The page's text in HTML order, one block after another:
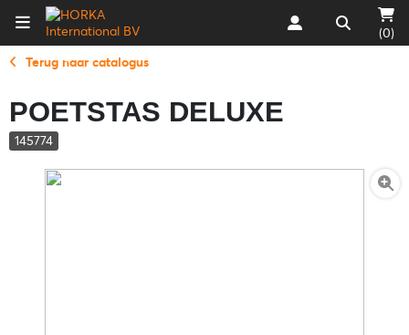
(0)
Terug naar catalogus
POETSTAS DELUXE
145774